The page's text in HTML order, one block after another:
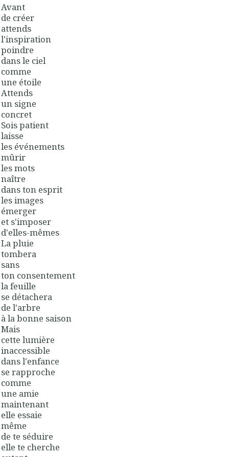
Avant
de créer
attends
l'inspiration
poindre
dans le ciel
comme
une étoile
Attends
un signe
concret
Sois patient
laisse
les événements
mûrir
les mots
naître
dans ton esprit
les images
émerger
et s'imposer
d'elles-mêmes
La pluie
tombera
sans
ton consentement
la feuille
se détachera
de l'arbre
à la bonne saison
Mais
cette lumière
inaccessible
dans l'enfance
se rapproche
comme
une amie
maintenant
elle essaie
même
de te séduire
elle te cherche